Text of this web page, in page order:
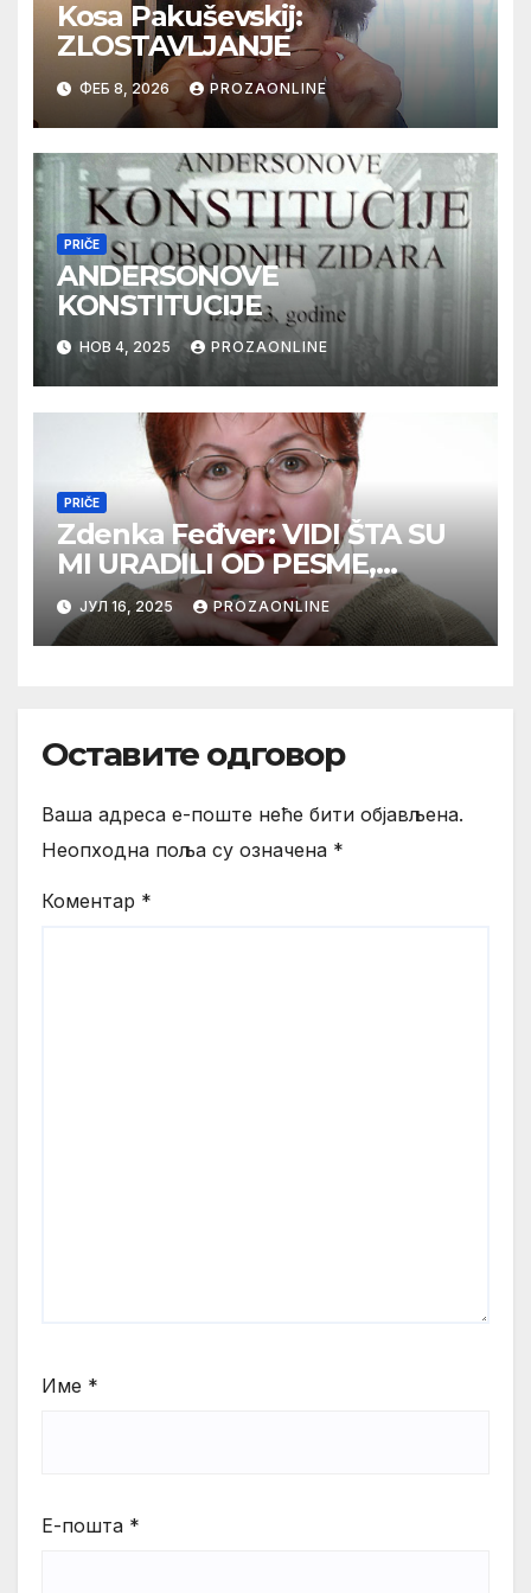
Kosa Pakuševskij:
ZLOSTAVLJANJE
ФЕБ 8, 2026 PROZAONLINE
PRIČE
ANDERSONOVE
KONSTITUCIJE
НОВ 4, 2025 PROZAONLINE
PRIČE
Zdenka Feđver: VIDI ŠTA SU
MI URADILI OD PESME,
MAMA*
ЈУЛ 16, 2025 PROZAONLINE
Оставите одговор
Ваша адреса е-поште неће бити објављена.
Неопходна поља су означена *
Коментар *
Име *
Е-пошта *